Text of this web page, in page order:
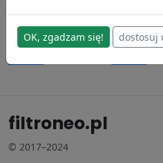
P554407
Donaldson
P556245
Donaldson
filtroneo.pl
© 2017–2024
OK, zgadzam się! dostosuj